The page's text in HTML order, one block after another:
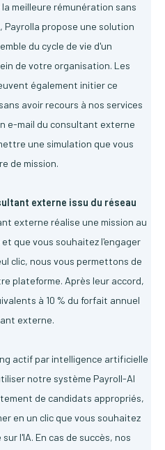
meilleure rémunération sans
propose une solution
du cycle de vie d'un
de votre organisation. Les
également initier ce
avoir recours à nos services
e-mail du consultant externe
une simulation que vous
de mission.
externe issu du réseau
externe réalise une mission au
que vous souhaitez l'engager
clic, nous vous permettons de
plateforme. Après leur accord,
à 10 % du forfait annuel
externe.
actif par intelligence artificielle
notre système Payroll-AI
de candidats appropriés,
en un clic que vous souhaitez
l'IA. En cas de succès, nos